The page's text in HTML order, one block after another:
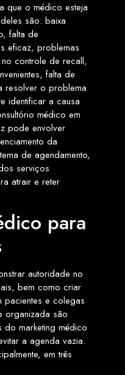
que o médico esteja
são: baixa
falta de
eficaz, problemas
controle de recall,
falta de
resolver o problema
identificar a causa
médico em
pode envolver
da
de agendamento,
serviços
atrair e reter
para
autoridade no
bem como criar
e colegas
organizada são
marketing médico
a agenda vazia.
em três